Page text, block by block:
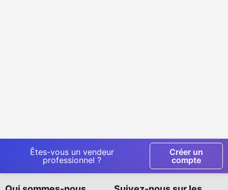
Êtes-vous un vendeur
professionnel ?
Créer un
compte